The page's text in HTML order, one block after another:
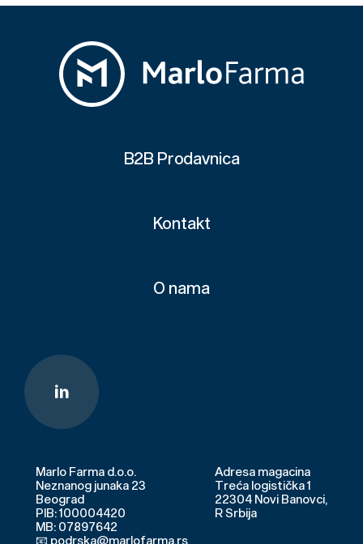
B2B Prodavnica
Kontakt
O nama
Marlo Farma d.o.o.
Neznanog junaka 23
Beograd
PIB: 100004420
MB: 07897642
Adresa magacina
Treća logistička 1
22304 Novi Banovci,
R Srbija
📧 podrska@marlofarma.rs